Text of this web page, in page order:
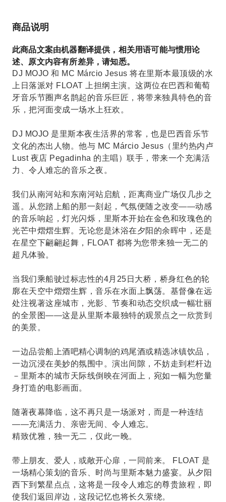
包含参加派对的资格。
商品说明
此商品文案由机器翻译提供，相关用语可能与惯用论
述、原文内容有所差异，请知悉。
DJ MOJO 和 MC Márcio Jesus 将在里斯本最顶级的水
上日落派对 FLOAT 上担纲主演。这两位在巴西和葡萄
牙音乐节圈声名鹊起的音乐巨匠，将带来独具特色的音
乐，把河面变成一场水上狂欢。
DJ MOJO 是里斯本夜生活界的常客，也是巴西音乐节
文化的杰出人物。他与 MC Márcio Jesus（里约热内卢
Lust 夜店 Pegadinha 的主唱）联手，带来一个充满活
力、令人难忘的音乐之夜。
我们从南河站和东南河站启航，距离商业广场仅几步之
遥。从您踏上船的那一刻起，气氛便随之改变——动感
的音乐响起，灯光闪烁，里斯本开始在金色和玫瑰色的
光芒中熠熠生辉。无论您是沐浴在夕阳的余晖中，还是
在星空下翩翩起舞，FLOAT 都将为您带来独一无二的
超凡体验。
当我们乘船驶过标志性的4月25日大桥，桥身红色的轮
廓在天空中熠熠生辉，音乐在水面上飘荡。基督像在远
处注视著这座城市，光影、节奏和动态交织成一幅壮丽
的全景图——这是从里斯本最独特的观景点之一欣赏到
的美景。
一边品尝船上酒吧精心调制的鸡尾酒或精选冰镇饮品，
一边沉浸在美妙的氛围中。演出间隙，不妨走到栏杆边
－里斯本的城市天际线倒映在河面上，宛如一幅为您量
身打造的电影画面。
随著夜幕降临，这不再只是一场派对，而是一种连结
——充满活力、亲密无间、令人难忘。
精致优雅，独一无二，仅此一晚。
带上朋友、爱人，或敞开心扉，一同前来。 FLOAT 是
一场精心策划的音乐、时尚与里斯本魅力盛宴。从夕阳
西下到繁星点点，这将是一段令人难忘的尊贵旅程，即
使我们返回岸边，这段记忆也将长久萦绕。